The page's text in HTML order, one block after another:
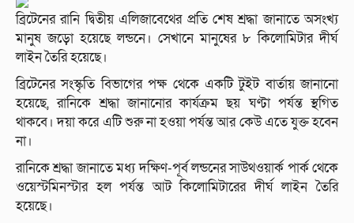
ব্রিটেনের রানি দ্বিতীয় এলিজাবেথের প্রতি শেষ শ্রদ্ধা জানাতে অসংখ্য
মানুষ জড়ো হয়েছে লন্ডনে। সেখানে মানুষের ৮ কিলোমিটার দীর্ঘ
লাইন তৈরি হয়েছে।
ব্রিটেনের সংস্কৃতি বিভাগের পক্ষ থেকে একটি টুইট বার্তায় জানানো
হয়েছে, রানিকে শ্রদ্ধা জানানোর কার্যক্রম ছয় ঘণ্টা পর্যন্ত স্থগিত
থাকবে। দয়া করে এটি শুরু না হওয়া পর্যন্ত আর কেউ এতে যুক্ত হবেন
না।
রানিকে শ্রদ্ধা জানাতে মধ্য দক্ষিণ-পূর্ব লন্ডনের সাউথওয়ার্ক পার্ক থেকে
ওয়েস্টমিনস্টার হল পর্যন্ত আট কিলোমিটারের দীর্ঘ লাইন তৈরি
হয়েছে।